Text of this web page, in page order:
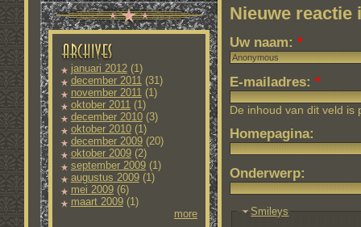
januari 2012(1)
december 2011(31)
november 2011(1)
oktober 2011(1)
december 2010(3)
oktober 2010(1)
december 2009(20)
oktober 2009(2)
september 2009(1)
augustus 2009(1)
mei 2009(6)
maart 2009(1)
more
Nieuwe reactie
Uw naam: *
E-mailadres: *
De inhoud van dit veld is
Homepagina:
Onderwerp:
Smileys